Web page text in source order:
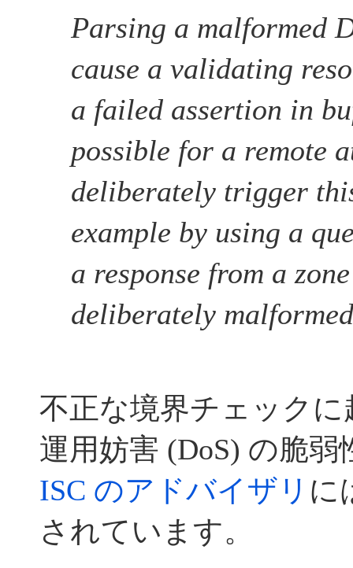
Parsing a malformed
cause a validating
a failed assertion in
possible for a remote
deliberately trigger
example by using a
a response from a
deliberately
不正な境界チェック
運用妨害 (DoS) の脆弱
ISC のアドバイザリ に
されています。